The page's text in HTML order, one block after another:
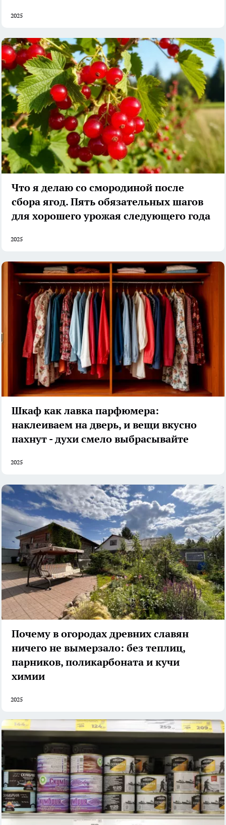
2025
Что я делаю со смородиной после
сбора ягод. Пять обязательных шагов
для хорошего урожая следующего года
2025
Шкаф как лавка парфюмера:
наклеиваем на дверь, и вещи вкусно
пахнут - духи смело выбрасывайте
2025
Почему в огородах древних славян
ничего не вымерзало: без теплиц,
парников, поликарбоната и кучи
химии
2025